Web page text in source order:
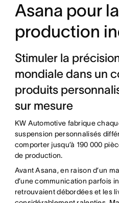
Asana pour
production
Stimuler la
mondiale dans un
produits
sur mesure
KW Automotive fabrique
suspension personnalisés
comporter jusqu’à 190 000
de production.
Avant Asana, en raison d’un
d’une communication parfois
retrouvaient débordées et les